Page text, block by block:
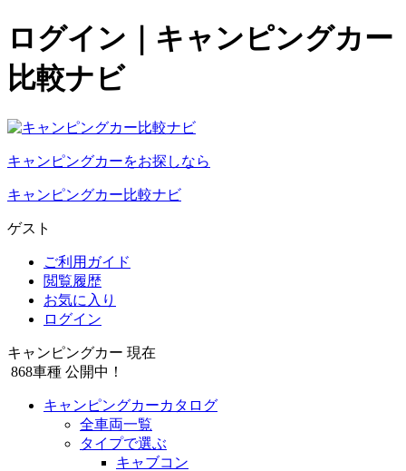
ログイン｜キャンピングカー
比較ナビ
キャンピングカーをお探しなら
キャンピングカー比較ナビ
ゲスト
ご利用ガイド
閲覧履歴
お気に入り
ログイン
キャンピングカー 現在
868車種 公開中！
キャンピングカーカタログ
全車両一覧
タイプで選ぶ
キャブコン